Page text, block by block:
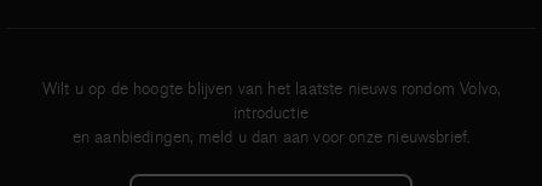
Wilt u op de hoogte blijven van het laatste nieuws rondom Volvo,
introductie
en aanbiedingen, meld u dan aan voor onze nieuwsbrief.